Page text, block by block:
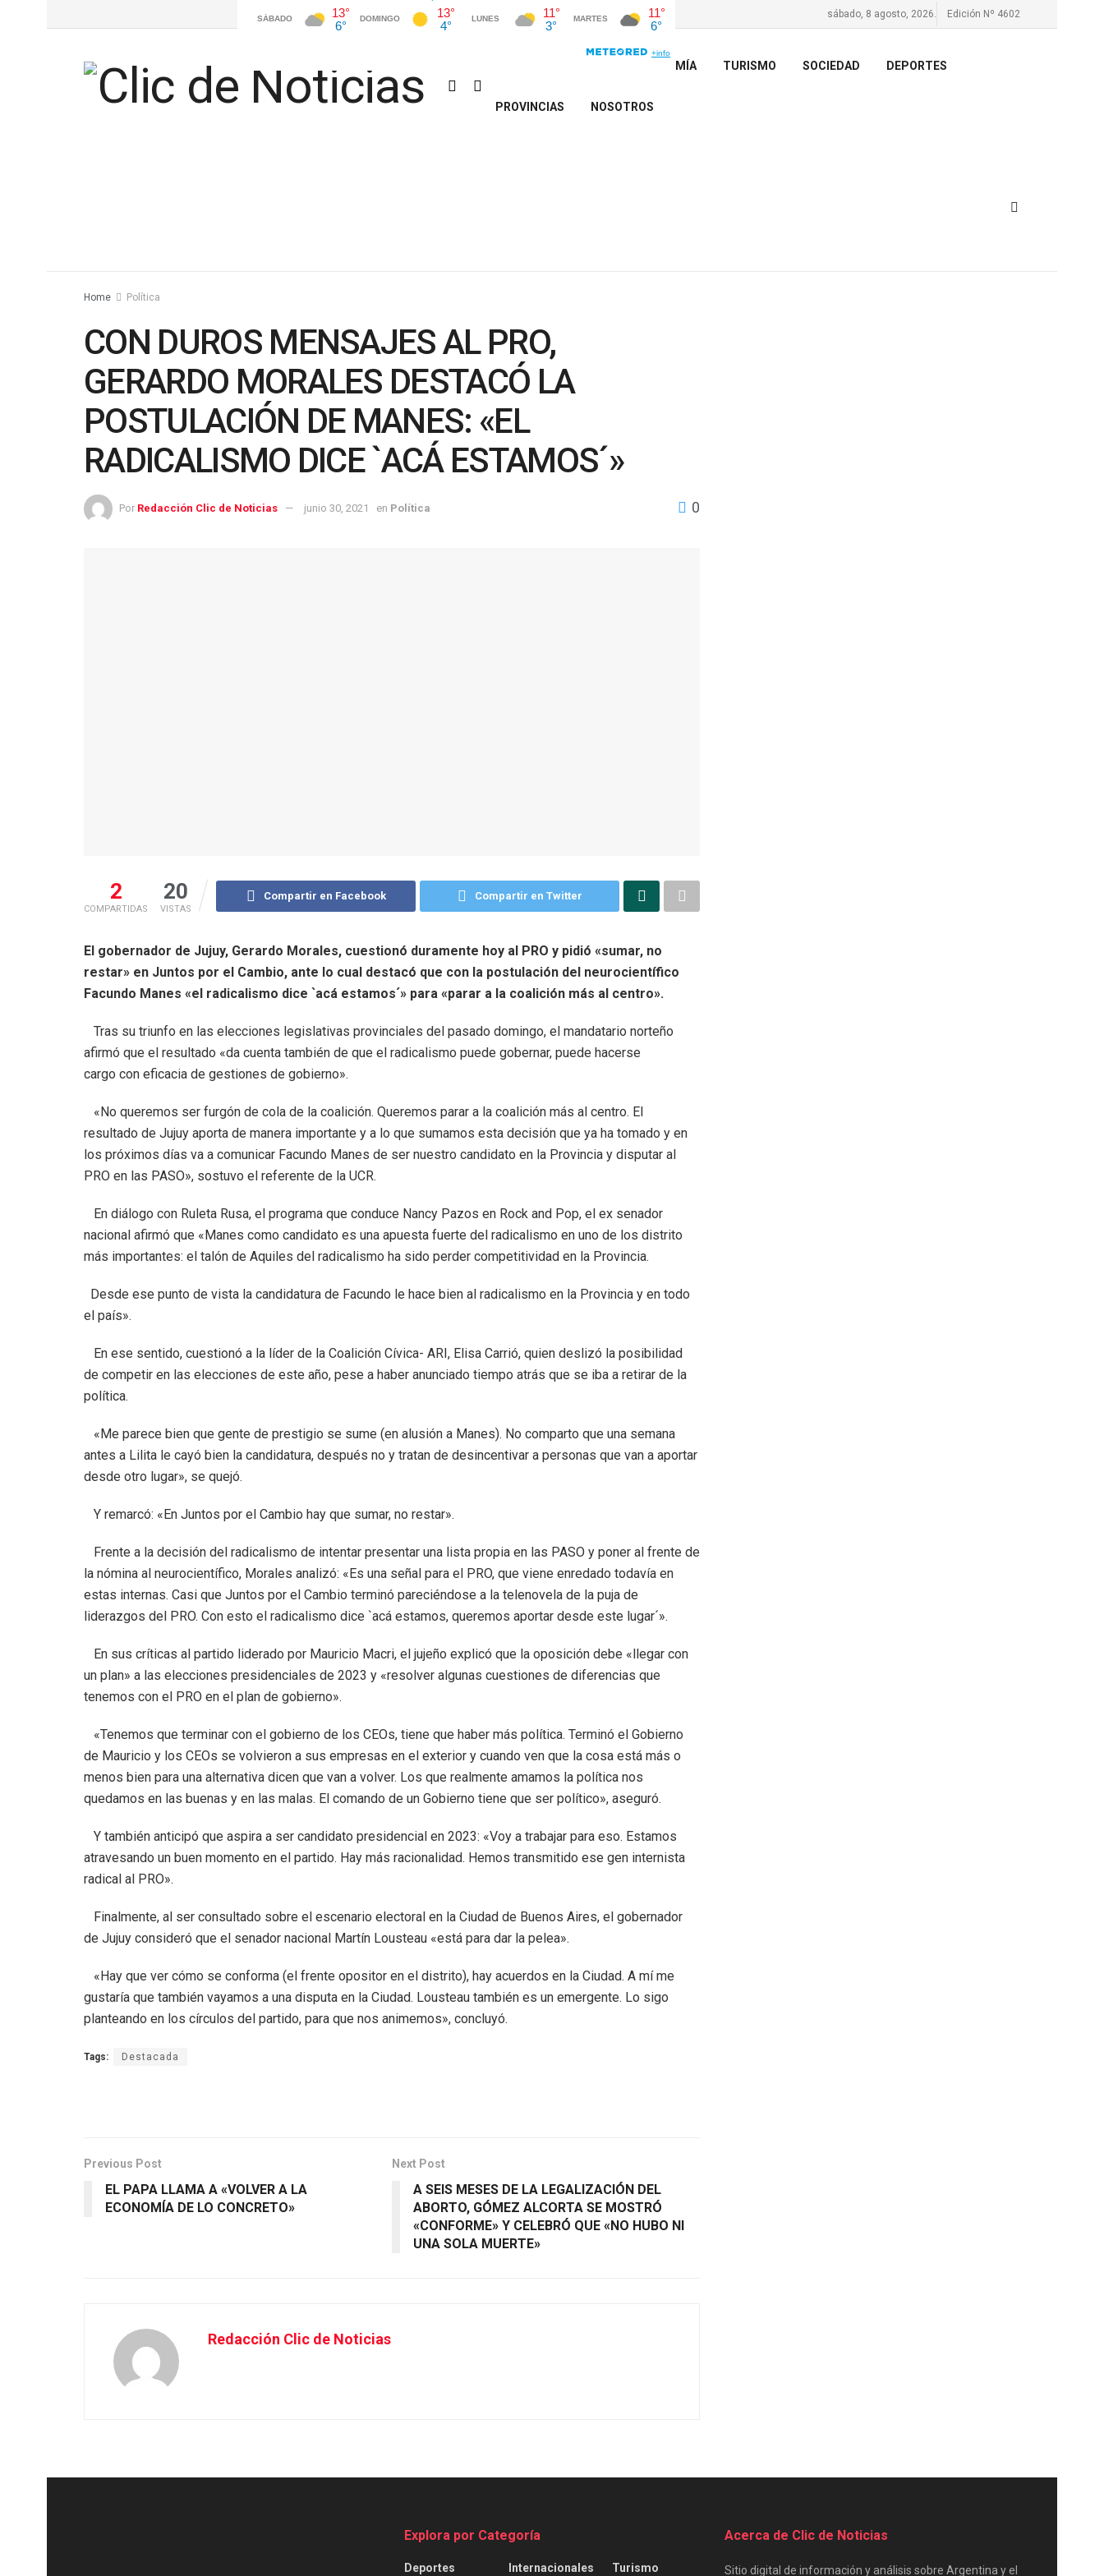
sábado, 8 agosto, 2026. Edición Nº 4602
ECONOMÍA TURISMO SOCIEDAD DEPORTES
PROVINCIAS NOSOTROS
Home Política
CON DUROS MENSAJES AL PRO,
GERARDO MORALES DESTACÓ LA
POSTULACIÓN DE MANES: «EL
RADICALISMO DICE `ACÁ ESTAMOS´»
Por Redacción Clic de Noticias junio 30, 2021 en Política 0
2
COMPARTIDAS
20
VISTAS
Compartir en Facebook Compartir en Twitter
El gobernador de Jujuy, Gerardo Morales, cuestionó duramente hoy al PRO y pidió «sumar, no
restar» en Juntos por el Cambio, ante lo cual destacó que con la postulación del neurocientífico
Facundo Manes «el radicalismo dice `acá estamos´» para «parar a la coalición más al centro».
Tras su triunfo en las elecciones legislativas provinciales del pasado domingo, el mandatario norteño
afirmó que el resultado «da cuenta también de que el radicalismo puede gobernar, puede hacerse
cargo con eficacia de gestiones de gobierno».
«No queremos ser furgón de cola de la coalición. Queremos parar a la coalición más al centro. El
resultado de Jujuy aporta de manera importante y a lo que sumamos esta decisión que ya ha tomado y en
los próximos días va a comunicar Facundo Manes de ser nuestro candidato en la Provincia y disputar al
PRO en las PASO», sostuvo el referente de la UCR.
En diálogo con Ruleta Rusa, el programa que conduce Nancy Pazos en Rock and Pop, el ex senador
nacional afirmó que «Manes como candidato es una apuesta fuerte del radicalismo en uno de los distrito
más importantes: el talón de Aquiles del radicalismo ha sido perder competitividad en la Provincia.
Desde ese punto de vista la candidatura de Facundo le hace bien al radicalismo en la Provincia y en todo
el país».
En ese sentido, cuestionó a la líder de la Coalición Cívica- ARI, Elisa Carrió, quien deslizó la posibilidad
de competir en las elecciones de este año, pese a haber anunciado tiempo atrás que se iba a retirar de la
política.
«Me parece bien que gente de prestigio se sume (en alusión a Manes). No comparto que una semana
antes a Lilita le cayó bien la candidatura, después no y tratan de desincentivar a personas que van a aportar
desde otro lugar», se quejó.
Y remarcó: «En Juntos por el Cambio hay que sumar, no restar».
Frente a la decisión del radicalismo de intentar presentar una lista propia en las PASO y poner al frente de
la nómina al neurocientífico, Morales analizó: «Es una señal para el PRO, que viene enredado todavía en
estas internas. Casi que Juntos por el Cambio terminó pareciéndose a la telenovela de la puja de
liderazgos del PRO. Con esto el radicalismo dice `acá estamos, queremos aportar desde este lugar´».
En sus críticas al partido liderado por Mauricio Macri, el jujeño explicó que la oposición debe «llegar con
un plan» a las elecciones presidenciales de 2023 y «resolver algunas cuestiones de diferencias que
tenemos con el PRO en el plan de gobierno».
«Tenemos que terminar con el gobierno de los CEOs, tiene que haber más política. Terminó el Gobierno
de Mauricio y los CEOs se volvieron a sus empresas en el exterior y cuando ven que la cosa está más o
menos bien para una alternativa dicen que van a volver. Los que realmente amamos la política nos
quedamos en las buenas y en las malas. El comando de un Gobierno tiene que ser político», aseguró.
Y también anticipó que aspira a ser candidato presidencial en 2023: «Voy a trabajar para eso. Estamos
atravesando un buen momento en el partido. Hay más racionalidad. Hemos transmitido ese gen internista
radical al PRO».
Finalmente, al ser consultado sobre el escenario electoral en la Ciudad de Buenos Aires, el gobernador
de Jujuy consideró que el senador nacional Martín Lousteau «está para dar la pelea».
«Hay que ver cómo se conforma (el frente opositor en el distrito), hay acuerdos en la Ciudad. A mí me
gustaría que también vayamos a una disputa en la Ciudad. Lousteau también es un emergente. Lo sigo
planteando en los círculos del partido, para que nos animemos», concluyó.
Tags: Destacada
Previous Post
EL PAPA LLAMA A «VOLVER A LA
ECONOMÍA DE LO CONCRETO»
Next Post
A SEIS MESES DE LA LEGALIZACIÓN DEL
ABORTO, GÓMEZ ALCORTA SE MOSTRÓ
«CONFORME» Y CELEBRÓ QUE «NO HUBO NI
UNA SOLA MUERTE»
Redacción Clic de Noticias
Explora por Categoría
Deportes Internacionales Turismo
Acerca de Clic de Noticias
Sitio digital de información y análisis sobre Argentina y el